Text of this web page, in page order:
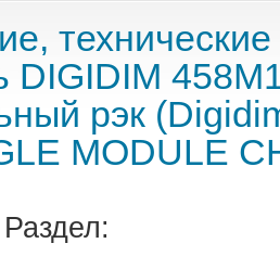
DIGIDIM
рэк
MODULE